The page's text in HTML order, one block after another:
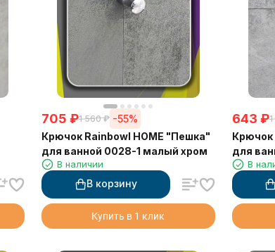
705 ₽1 560 ₽ -55%
Крючок Rainbowl HOME "Пешка"
для ванной 0028-1 малый хром
В наличии
В корзину
Купить в 1 клик
643 ₽
Крючок
для
чёрный
В